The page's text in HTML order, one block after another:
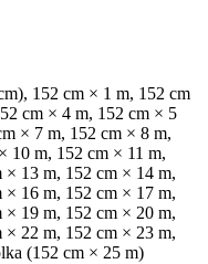
152 cm × 1 m, 152 cm
cm × 4 m, 152 cm × 5
× 7 m, 152 cm × 8 m,
10 m, 152 cm × 11 m,
× 13 m, 152 cm × 14 m,
× 16 m, 152 cm × 17 m,
× 19 m, 152 cm × 20 m,
× 22 m, 152 cm × 23 m,
(152 cm × 25 m)